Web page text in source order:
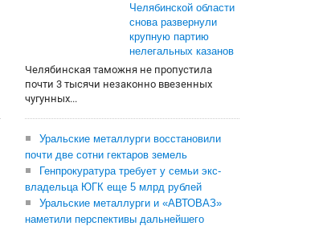
Челябинской области
снова развернули
крупную партию
нелегальных казанов
Челябинская таможня не пропустила
почти 3 тысячи незаконно ввезенных
чугунных...
Уральские металлурги восстановили
почти две сотни гектаров земель
Генпрокуратура требует у семьи экс-
владельца ЮГК еще 5 млрд рублей
Уральские металлурги и «АВТОВАЗ»
наметили перспективы дальнейшего